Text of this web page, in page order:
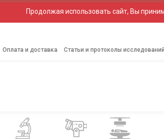
Продолжая использовать сайт, Вы
Оплата и доставка Статьи и протоколы исследований